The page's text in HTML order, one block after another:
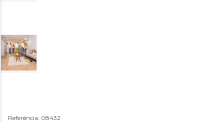
Referência: 08432